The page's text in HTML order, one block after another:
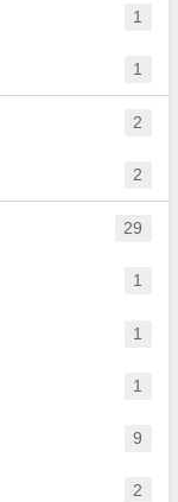
1
1
2
2
29
1
1
1
9
2